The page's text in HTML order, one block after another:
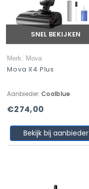
SNEL BEKIJKEN
Merk: Mova
Mova X4 Plus
Aanbieder: Coolblue
€274,00
Bekijk bij aanbieder